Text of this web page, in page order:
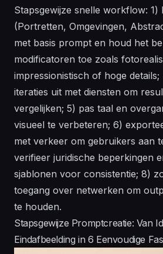
Stapsgewijze snelle workflow: 1)
(Portretten, Omgevingen,
met basis prompt en houd het
modificatoren toe zoals
impressionistisch of hoge
iteraties uit met diensten om
vergelijken; 5) pas taal en
visueel te verbeteren; 6)
met verkeer om gebruikers aan
verifieer juridische beperkingen
sjablonen voor consistentie; 8)
toegang over netwerken om
te houden.
Stapsgewijze Promptcreatie: Van
Eindafbeelding in 6 Eenvoudige